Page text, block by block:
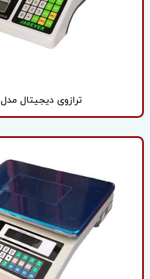
ترازوی دیجیتال مدل JPL_30kg